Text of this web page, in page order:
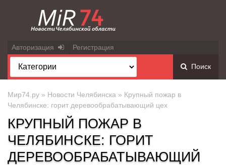
Авторизация Регистрация
Поиск
Мир74.ру » Новости Челябинска » Крупный пожар в
Челябинске: горит деревообрабатывающий цех
КРУПНЫЙ ПОЖАР В
ЧЕЛЯБИНСКЕ: ГОРИТ
ДЕРЕВООБРАБАТЫВАЮЩИЙ